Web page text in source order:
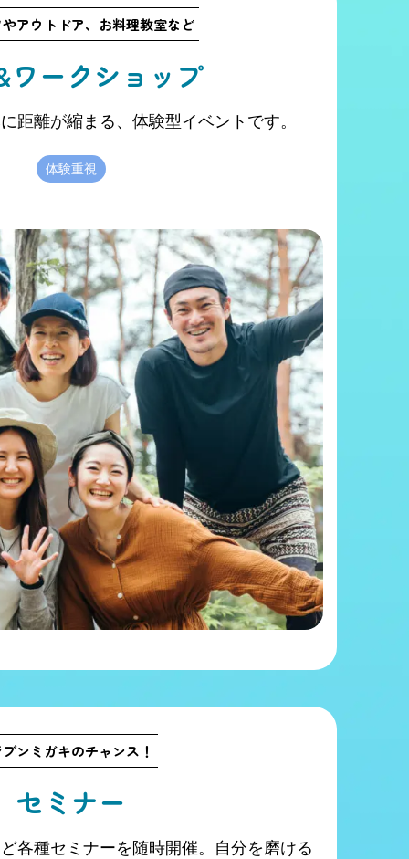
アウトドア、お料理教室など
ワークショップ
距離が縮まる、体験型イベントです。
体験重視
ンミガキのチャンス！
セミナー
各種セミナーを随時開催。自分を磨ける